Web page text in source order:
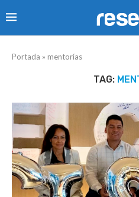
Portada » mentorías
TAG: